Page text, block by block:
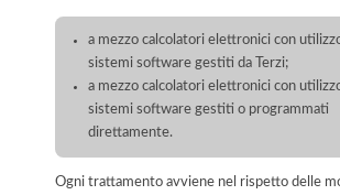
a mezzo calcolatori elettronici con
sistemi software gestiti da Terzi;
a mezzo calcolatori elettronici con
sistemi software gestiti o programmati
direttamente.
Ogni trattamento avviene nel rispetto delle